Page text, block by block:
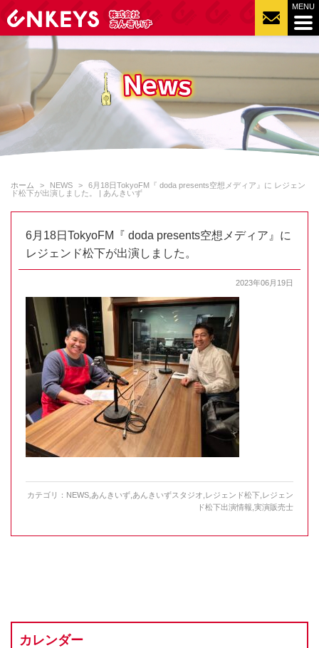
ホーム NEWS
6月18日TokyoFM『 doda presents空想メディア』に レジェン
ド松下が出演しました。 | あんきいず
6月18日TokyoFM『 doda presents空想メディア』に
レジェンド松下が出演しました。
2023年06月19日
カテゴリ： NEWS あんきいず あんきいずスタジオ レジェンド松下 レジェン
ド松下出演情報 実演販売士
カレンダー